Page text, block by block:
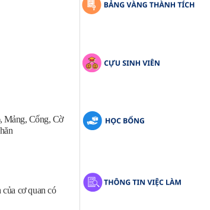
Mảng, Cống, Cờ
cơ quan có